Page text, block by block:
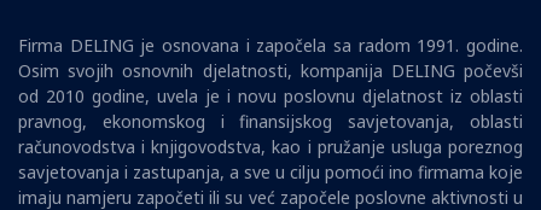
Firma DELING je osnovana i započela sa radom 1991. godine.
Osim svojih osnovnih djelatnosti, kompanija DELING počevši
od 2010 godine, uvela je i novu poslovnu djelatnost iz oblasti
pravnog, ekonomskog i finansijskog savjetovanja, oblasti
računovodstva i knjigovodstva, kao i pružanje usluga poreznog
savjetovanja i zastupanja, a sve u cilju pomoći ino firmama koje
imaju namjeru započeti ili su već započele poslovne aktivnosti u